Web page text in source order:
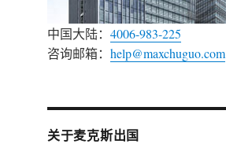
中国大陆： 4006-983-225
咨询邮箱： help@maxchuguo.com
关于麦克斯出国